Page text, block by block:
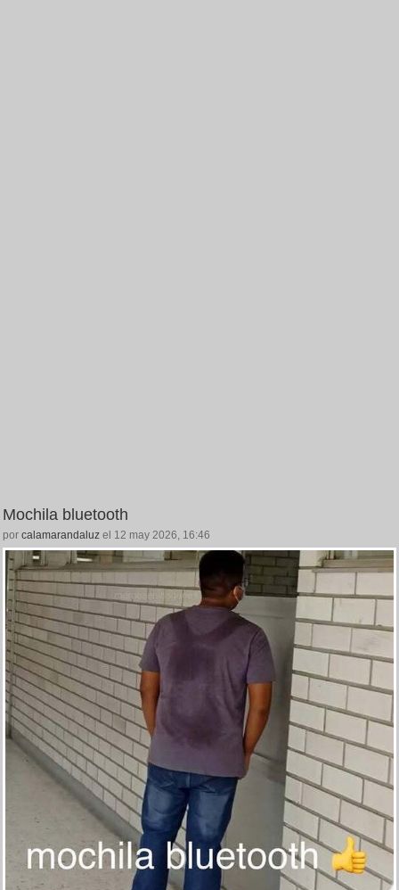
Mochila bluetooth
por calamarandaluz el 12 may 2026, 16:46